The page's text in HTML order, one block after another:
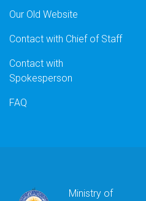
Our Old Website
Contact with Chief of Staff
Contact with
Spokesperson
FAQ
Ministry of